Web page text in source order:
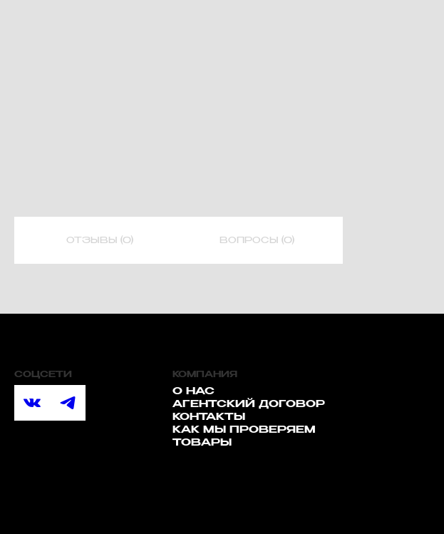
ОТЗЫВЫ (0) ВОПРОСЫ (0)
СОЦСЕТИ КОМПАНИЯ
О НАС
АГЕНТСКИЙ ДОГОВОР
КОНТАКТЫ
КАК МЫ ПРОВЕРЯЕМ
ТОВАРЫ